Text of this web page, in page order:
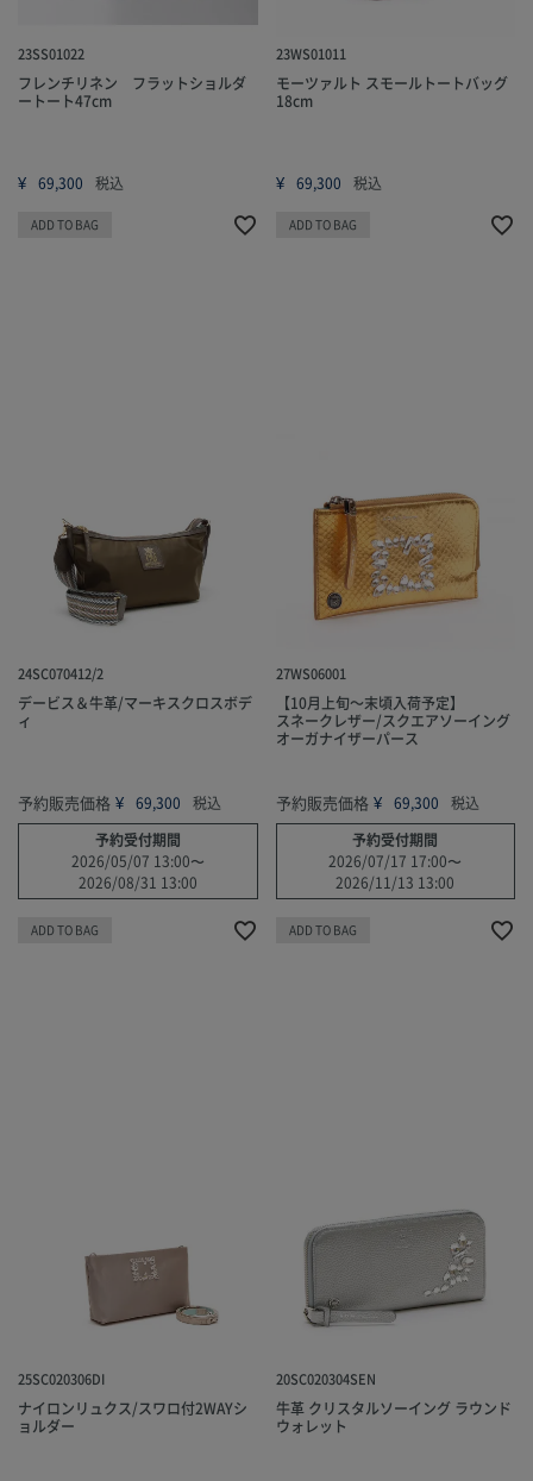
23SS01022
フレンチリネン フラットショルダ
ートート47cm
¥ 69,300 税込
ADD TO BAG
23WS01011
モーツァルト スモールトートバッグ
18cm
¥ 69,300 税込
ADD TO BAG
24SC070412/2
デービス＆牛革/マーキスクロスボデ
ィ
予約販売価格 ¥ 69,300
税込
予約受付期間
2026/05/07 13:00〜
2026/08/31 13:00
ADD TO BAG
27WS06001
【10月上旬～末頃入荷予定】
スネークレザー/スクエアソーイング
オーガナイザーパース
予約販売価格 ¥ 69,300
税込
予約受付期間
2026/07/17 17:00〜
2026/11/13 13:00
ADD TO BAG
25SC020306DI
ナイロンリュクス/スワロ付2WAYシ
ョルダー
20SC020304SEN
牛革 クリスタルソーイング ラウンド
ウォレット